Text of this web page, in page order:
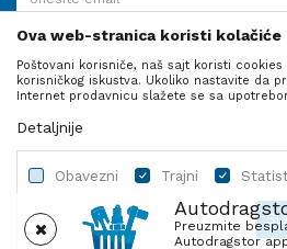
Preuzmite
Autodragstor
PRATITE NAS
Ova web-stranica koristi kolačiće
Poštovani korisniče, naš sajt koristi
korisničkog iskustva. Ukoliko nastavite da
Internet prodavnicu slažete se sa
Detaljnije
Obavezni Trajni